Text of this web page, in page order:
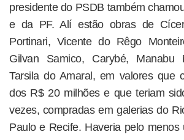
presidente do PSDB também
e da PF. Alí estão obras de
Portinari, Vicente do Rêgo
Gilvan Samico, Carybé, Manabu
Tarsila do Amaral, em valores que
dos R$ 20 milhões e que teriam
vezes, compradas em galerias do
Paulo e Recife. Haveria pelo